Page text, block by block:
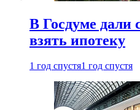
В Госдуме
взять ипотеку
1 год спустя1 год спустя